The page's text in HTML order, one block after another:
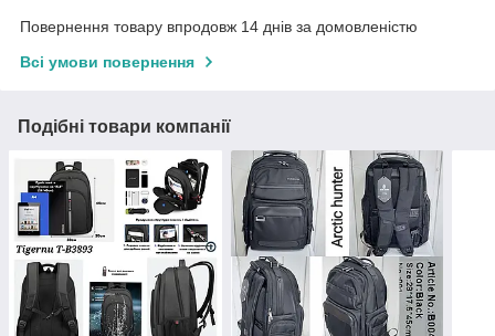
Повернення товару впродовж 14 днів за домовленістю
Всі умови повернення
Подібні товари компанії